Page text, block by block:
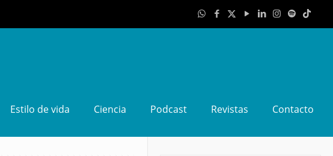
Estilo de vida Ciencia Podcast Revistas Contacto